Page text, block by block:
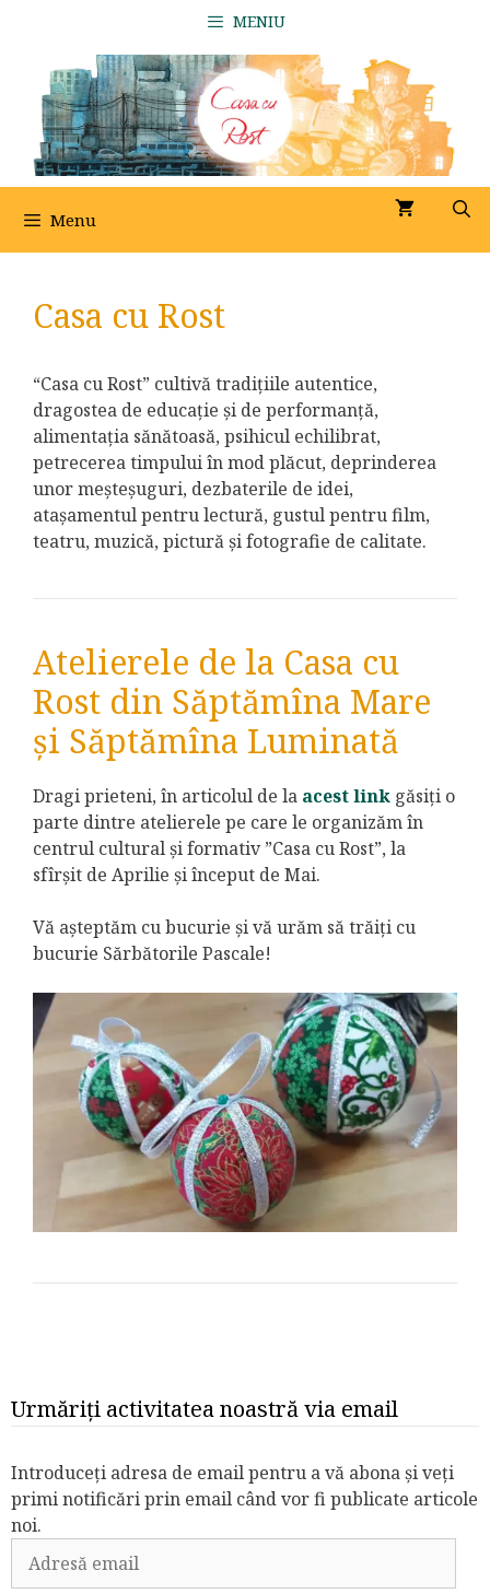
conținut
MENIU
Menu
Casa cu Rost
“Casa cu Rost” cultivă tradițiile autentice,
dragostea de educație și de performanță,
alimentația sănătoasă, psihicul echilibrat,
petrecerea timpului în mod plăcut, deprinderea
unor meșteșuguri, dezbaterile de idei,
atașamentul pentru lectură, gustul pentru film,
teatru, muzică, pictură și fotografie de calitate.
Atelierele de la Casa cu
Rost din Săptămîna Mare
și Săptămîna Luminată
Dragi prieteni, în articolul de la acest link găsiți o
parte dintre atelierele pe care le organizăm în
centrul cultural și formativ ”Casa cu Rost”, la
sfîrșit de Aprilie și început de Mai.
Vă așteptăm cu bucurie și vă urăm să trăiți cu
bucurie Sărbătorile Pascale!
Urmăriți activitatea noastră via email
Introduceți adresa de email pentru a vă abona și veți
primi notificări prin email când vor fi publicate articole
noi.
Adresă
email